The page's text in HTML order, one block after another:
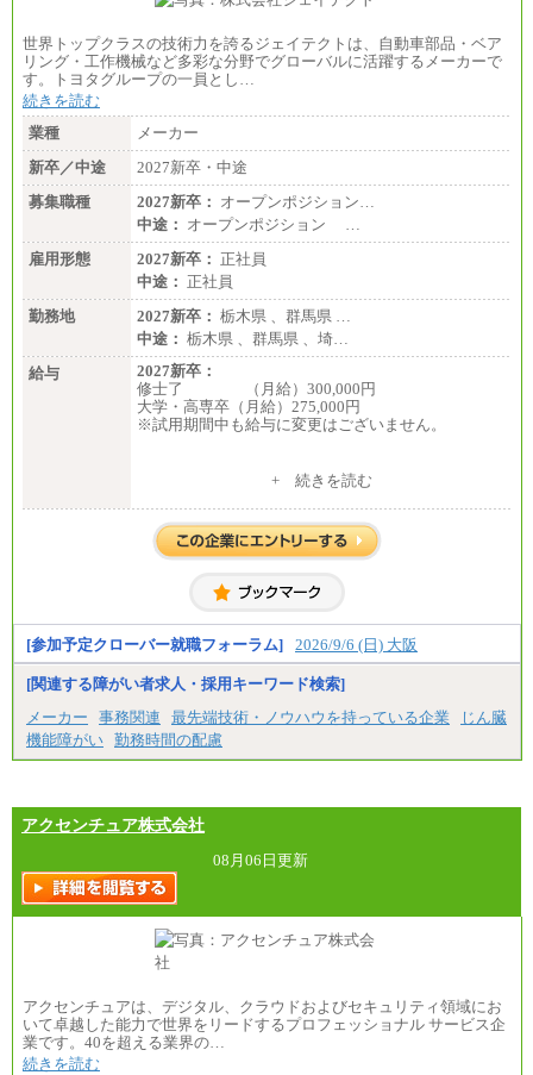
世界トップクラスの技術力を誇るジェイテクトは、自動車部品・ベア
リング・工作機械など多彩な分野でグローバルに活躍するメーカーで
す。トヨタグループの一員とし…
続きを読む
業種
メーカー
新卒／中途
2027新卒・中途
募集職種
2027新卒： オープンポジション…
中途： オープンポジション …
雇用形態
2027新卒： 正社員
中途： 正社員
勤務地
2027新卒： 栃木県 、群馬県 …
中途： 栃木県 、群馬県 、埼…
給与
2027新卒：
修士了 （月給）300,000円
大学・高専卒（月給）275,000円
※試用期間中も給与に変更はございません。
大学・高専卒（月給）275,000円
※試用期間中も給与に変更はございません。
+ 続きを読む
[参加予定クローバー就職フォーラム] 2026/9/6 (日) 大阪
[関連する障がい者求人・採用キーワード検索]
メーカー
事務関連 最先端技術・ノウハウを持っている企業
じん臓
機能障がい 勤務時間の配慮
アクセンチュア株式会社
08月06日更新
アクセンチュアは、デジタル、クラウドおよびセキュリティ領域にお
いて卓越した能力で世界をリードするプロフェッショナル サービス企
業です。40を超える業界の…
続きを読む